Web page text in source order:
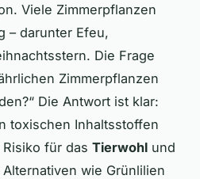
Viele Zimmerpflanzen
– darunter Efeu,
Die Frage
Zimmerpflanzen
Die Antwort ist klar:
toxischen Inhaltsstoffen
für das Tierwohl und
wie Grünlilien